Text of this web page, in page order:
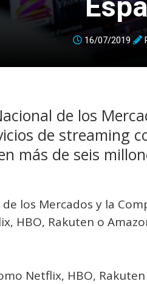
16/07/2019
de los
de streaming
más de seis
los Mercados y la
HBO, Rakuten o
Netflix, HBO,